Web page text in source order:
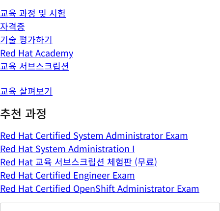
교육 과정 및 시험
자격증
기술 평가하기
Red Hat Academy
교육 서브스크립션
교육 살펴보기
추천 과정
Red Hat Certified System Administrator Exam
Red Hat System Administration I
Red Hat 교육 서브스크립션 체험판 (무료)
Red Hat Certified Engineer Exam
Red Hat Certified OpenShift Administrator Exam